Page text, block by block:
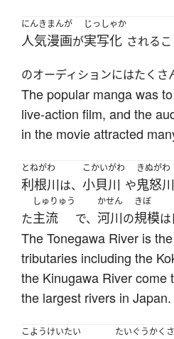
にんきまんが
人気漫画が
じっしゃか
実写化 される
のオーディションにはたくさ
The popular manga was
live-action film, and the
in the movie attracted
とねがわ
利根川は、
こかいがわ
小貝川 や
きぬがわ
鬼怒川
た
しゅりゅう
主流 で、
かせん
河川の
きぼ
規模
The Tonegawa River is
tributaries including the
the Kinugawa River come
the largest rivers in Japan.
こようけいたい
たいぐうかくさ